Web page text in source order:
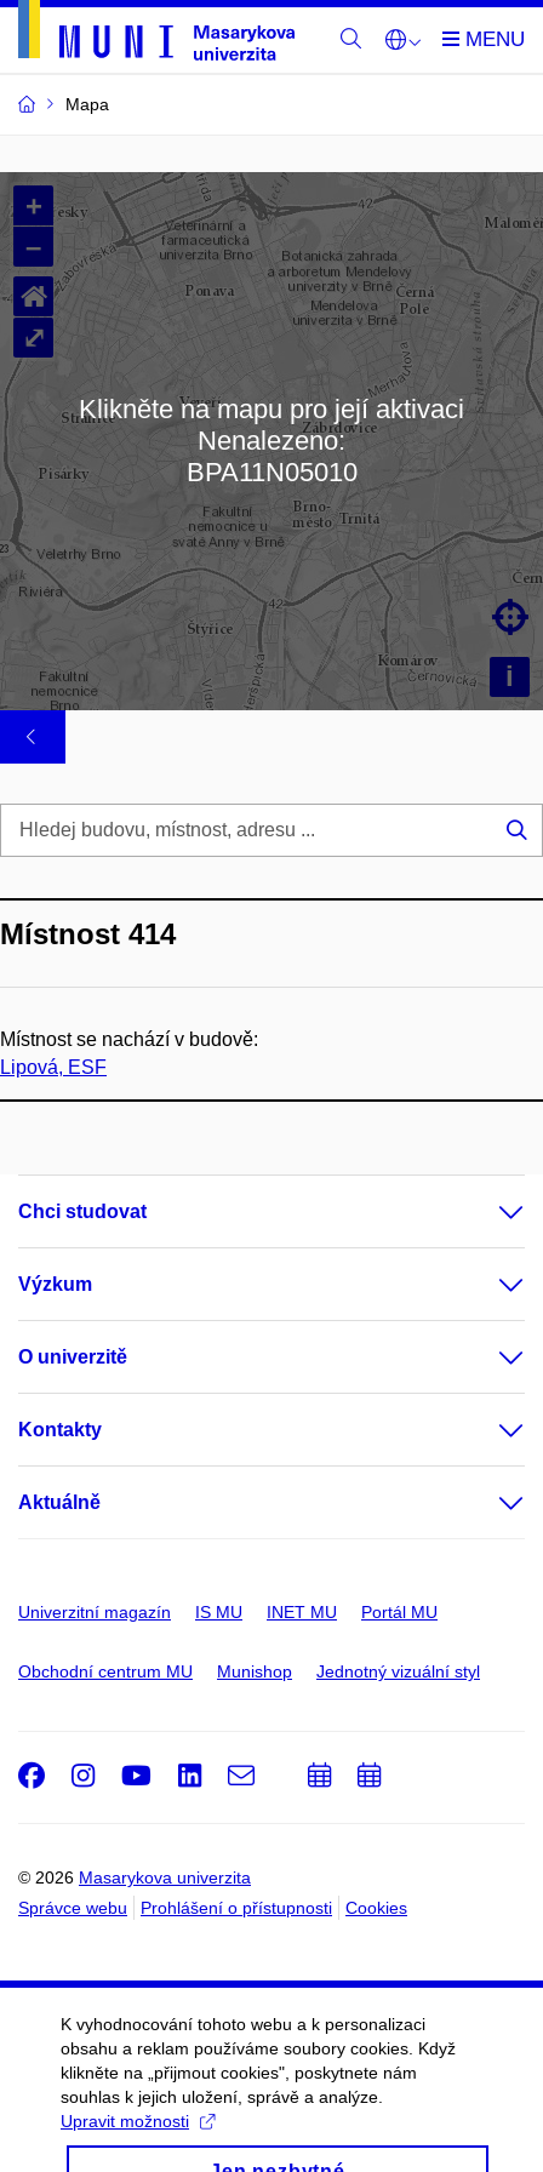
Mapa
Budovy
a
místnosti
MU
Načítám mapu…
+
–
i

⌂
⤢
Klikněte na mapu pro její aktivaci
Nenalezeno:
BPA11N05010
Místnost 414
Místnost se nachází v budově:
Lipová, ESF
Chci studovat
Výzkum
O univerzitě
Kontakty
Aktuálně
Univerzitní magazín IS MU INET MU Portál MU
Obchodní centrum MU Munishop Jednotný vizuální styl
© 2026 Masarykova univerzita
Správce webu
Prohlášení o přístupnosti Cookies
Facebook
Instagram
Youtube
LinkedIn
e-
PřidatPřidat
K vyhodnocování tohoto webu a k personalizaci
obsahu a reklam používáme soubory cookies. Když
klikněte na „přijmout cookies", poskytnete nám
souhlas k jejich uložení, správě a analýze.
Upravit možnosti